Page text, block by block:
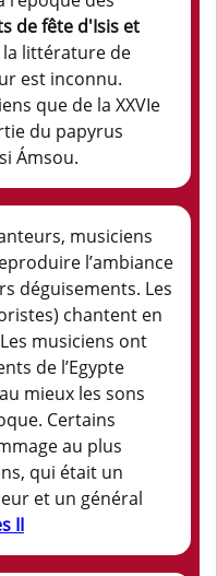
defête d'Isis et
littérature de
est inconnu.
que de la XXVIe
du papyrus
Ámsou.
musiciens
l’ambiance
déguisements. Les
chantent en
musiciens ont
de l’Egypte
mieux les sons
Certains
au plus
qui était un
et un général
II